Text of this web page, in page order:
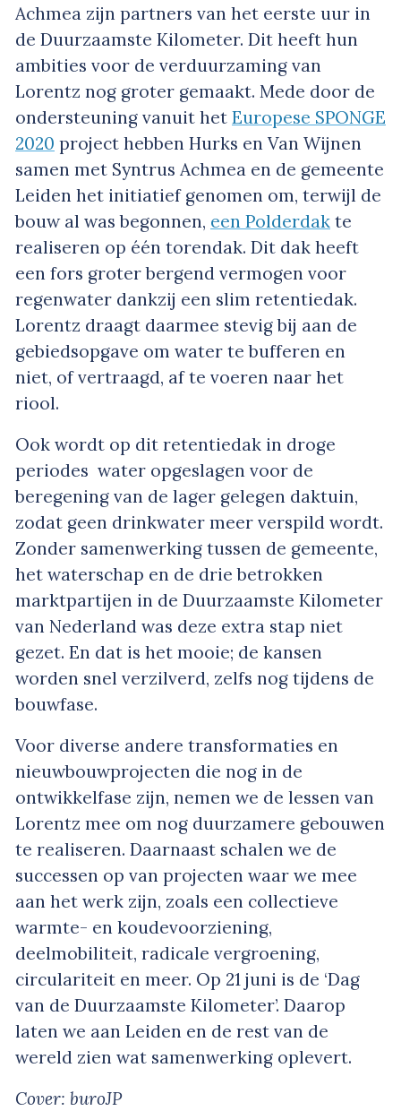
Achmea zijn partners van het eerste uur in
de Duurzaamste Kilometer. Dit heeft hun
ambities voor de verduurzaming van
Lorentz nog groter gemaakt. Mede door de
ondersteuning vanuit het Europese SPONGE
2020 project hebben Hurks en Van Wijnen
samen met Syntrus Achmea en de gemeente
Leiden het initiatief genomen om, terwijl de
bouw al was begonnen, een Polderdak te
realiseren op één torendak. Dit dak heeft
een fors groter bergend vermogen voor
regenwater dankzij een slim retentiedak.
Lorentz draagt daarmee stevig bij aan de
gebiedsopgave om water te bufferen en
niet, of vertraagd, af te voeren naar het
riool.
Ook wordt op dit retentiedak in droge
periodes water opgeslagen voor de
beregening van de lager gelegen daktuin,
zodat geen drinkwater meer verspild wordt.
Zonder samenwerking tussen de gemeente,
het waterschap en de drie betrokken
marktpartijen in de Duurzaamste Kilometer
van Nederland was deze extra stap niet
gezet. En dat is het mooie; de kansen
worden snel verzilverd, zelfs nog tijdens de
bouwfase.
Voor diverse andere transformaties en
nieuwbouwprojecten die nog in de
ontwikkelfase zijn, nemen we de lessen van
Lorentz mee om nog duurzamere gebouwen
te realiseren. Daarnaast schalen we de
successen op van projecten waar we mee
aan het werk zijn, zoals een collectieve
warmte- en koudevoorziening,
deelmobiliteit, radicale vergroening,
circulariteit en meer. Op 21 juni is de ‘Dag
van de Duurzaamste Kilometer’. Daarop
laten we aan Leiden en de rest van de
wereld zien wat samenwerking oplevert.
Cover: buroJP